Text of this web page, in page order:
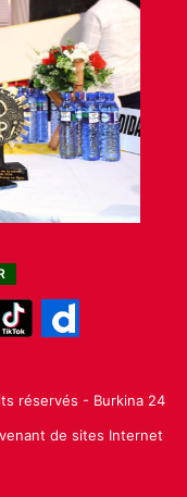
réservés - Burkina 24
de sites Internet